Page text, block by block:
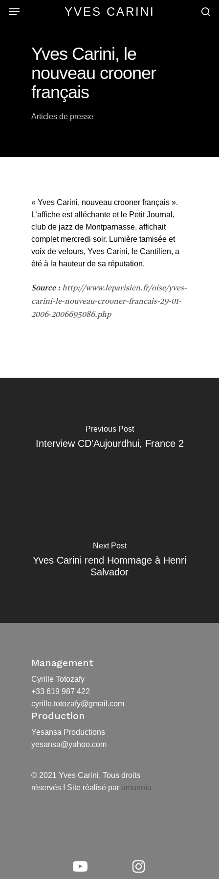
YVES CARINI
Menu
Yves Carini, le
nouveau crooner
français
Articles de presse
« Yves Carini, nouveau crooner français ».
L’affiche est alléchante et le Petit Journal,
club de jazz de Montparnasse, affichait
complet mercredi soir. Lumière tamisée et
voix de velours, Yves Carini, le Cantilien, a
été à la hauteur de sa réputation.
Source :http://www.leparisien.fr/oise/yves-
carini-le-nouveau-crooner-francais-29-01-
2006-2006695086.php
Previous Post
Interview CD'Aujourdhui, France 2
Next Post
Yves Carini rend Hommage à Henri
Salvador
Management
Cyrille Totozafy
+33 619 987 422
cyrille.totozafy@gmail.com
Production
Yesansa Productions
yesansa@yahoo.com
© 2021 Yves Carini. Tous droits
réservés I Site réalisé par umanoïa